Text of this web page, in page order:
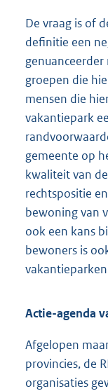
De vraag is of
definitie een
groepen die
mensen die
vakantiepark
gemeente op
kwaliteit van
rechtspositie
bewoning van
ook een kans
bewoners is
Actie-agenda
Afgelopen
provincies, de
organisaties